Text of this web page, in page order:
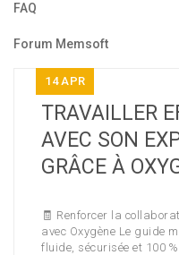
FAQ
Forum Memsoft
14 APR
TRAVAILLER
AVEC SON
GRÂCE À
🧾 Renforcer la
avec Oxygène Le guide
fluide, sécurisée et 100